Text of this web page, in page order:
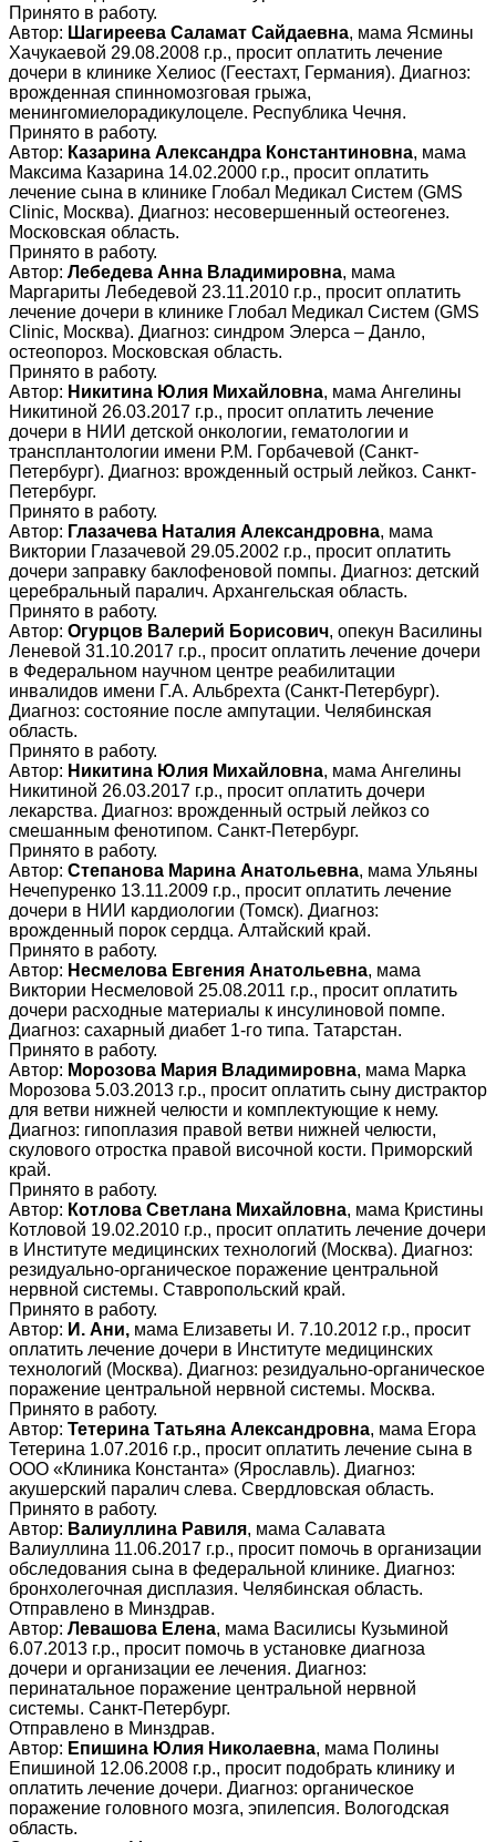
Принято в работу.
Автор: Шагиреева Саламат Сайдаевна, мама Ясмины
Хачукаевой 29.08.2008 г.р., просит оплатить лечение
дочери в клинике Хелиос (Геестахт, Германия). Диагноз:
врожденная спинномозговая грыжа,
менингомиелорадикулоцеле. Республика Чечня.
Принято в работу.
Автор: Казарина Александра Константиновна, мама
Максима Казарина 14.02.2000 г.р., просит оплатить
лечение сына в клинике Глобал Медикал Систем (GMS
Clinic, Москва). Диагноз: несовершенный остеогенез.
Московская область.
Принято в работу.
Автор: Лебедева Анна Владимировна, мама
Маргариты Лебедевой 23.11.2010 г.р., просит оплатить
лечение дочери в клинике Глобал Медикал Систем (GMS
Clinic, Москва). Диагноз: синдром Элерса – Данло,
остеопороз. Московская область.
Принято в работу.
Автор: Никитина Юлия Михайловна, мама Ангелины
Никитиной 26.03.2017 г.р., просит оплатить лечение
дочери в НИИ детской онкологии, гематологии и
трансплантологии имени Р.М. Горбачевой (Санкт-
Петербург). Диагноз: врожденный острый лейкоз. Санкт-
Петербург.
Принято в работу.
Автор: Глазачева Наталия Александровна, мама
Виктории Глазачевой 29.05.2002 г.р., просит оплатить
дочери заправку баклофеновой помпы. Диагноз: детский
церебральный паралич. Архангельская область.
Принято в работу.
Автор: Огурцов Валерий Борисович, опекун Василины
Леневой 31.10.2017 г.р., просит оплатить лечение дочери
в Федеральном научном центре реабилитации
инвалидов имени Г.А. Альбрехта (Санкт-Петербург).
Диагноз: состояние после ампутации. Челябинская
область.
Принято в работу.
Автор: Никитина Юлия Михайловна, мама Ангелины
Никитиной 26.03.2017 г.р., просит оплатить дочери
лекарства. Диагноз: врожденный острый лейкоз со
смешанным фенотипом. Санкт-Петербург.
Принято в работу.
Автор: Степанова Марина Анатольевна, мама Ульяны
Нечепуренко 13.11.2009 г.р., просит оплатить лечение
дочери в НИИ кардиологии (Томск). Диагноз:
врожденный порок сердца. Алтайский край.
Принято в работу.
Автор: Несмелова Евгения Анатольевна, мама
Виктории Несмеловой 25.08.2011 г.р., просит оплатить
дочери расходные материалы к инсулиновой помпе.
Диагноз: сахарный диабет 1-го типа. Татарстан.
Принято в работу.
Автор: Морозова Мария Владимировна, мама Марка
Морозова 5.03.2013 г.р., просит оплатить сыну дистрактор
для ветви нижней челюсти и комплектующие к нему.
Диагноз: гипоплазия правой ветви нижней челюсти,
скулового отростка правой височной кости. Приморский
край.
Принято в работу.
Автор: Котлова Светлана Михайловна, мама Кристины
Котловой 19.02.2010 г.р., просит оплатить лечение дочери
в Институте медицинских технологий (Москва). Диагноз:
резидуально-органическое поражение центральной
нервной системы. Ставропольский край.
Принято в работу.
Автор: И. Ани, мама Елизаветы И. 7.10.2012 г.р., просит
оплатить лечение дочери в Институте медицинских
технологий (Москва). Диагноз: резидуально-органическое
поражение центральной нервной системы. Москва.
Принято в работу.
Автор: Тетерина Татьяна Александровна, мама Егора
Тетерина 1.07.2016 г.р., просит оплатить лечение сына в
ООО «Клиника Константа» (Ярославль). Диагноз:
акушерский паралич слева. Свердловская область.
Принято в работу.
Автор: Валиуллина Равиля, мама Салавата
Валиуллина 11.06.2017 г.р., просит помочь в организации
обследования сына в федеральной клинике. Диагноз:
бронхолегочная дисплазия. Челябинская область.
Отправлено в Минздрав.
Автор: Левашова Елена, мама Василисы Кузьминой
6.07.2013 г.р., просит помочь в установке диагноза
дочери и организации ее лечения. Диагноз:
перинатальное поражение центральной нервной
системы. Санкт-Петербург.
Отправлено в Минздрав.
Автор: Епишина Юлия Николаевна, мама Полины
Епишиной 12.06.2008 г.р., просит подобрать клинику и
оплатить лечение дочери. Диагноз: органическое
поражение головного мозга, эпилепсия. Вологодская
область.